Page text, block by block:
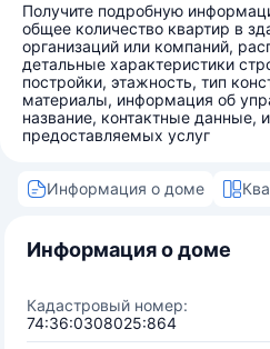
Получите подробную
общее количество квартир в
организаций или компаний,
детальные характеристики
постройки, этажность, тип
материалы, информация об
название, контактные данные,
предоставляемых услуг
Информация о доме
Информация о доме
Кадастровый номер:
74:36:0308025:864